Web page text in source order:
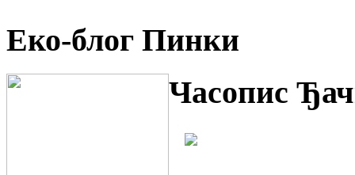
Еко-блог Пинки
Часопис